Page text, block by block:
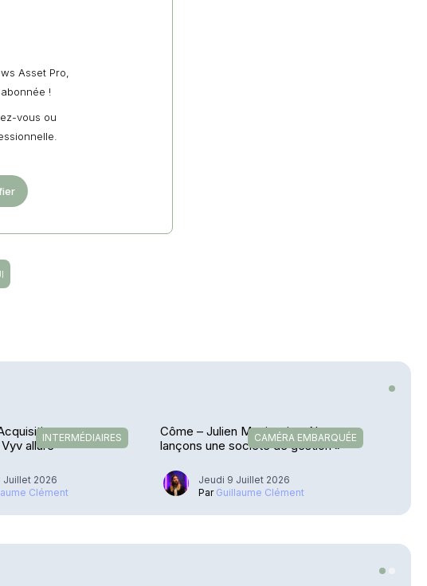
Asset Pro,
!
vous ou
INTERMÉDIAIRES
et
allure
Juillet 2026
Clément
CAMÉRA EMBARQUÉE
Côme – Julien Magitteri : « Nous
lançons une société de gestion »
Jeudi 9 Juillet 2026
Par Guillaume Clément